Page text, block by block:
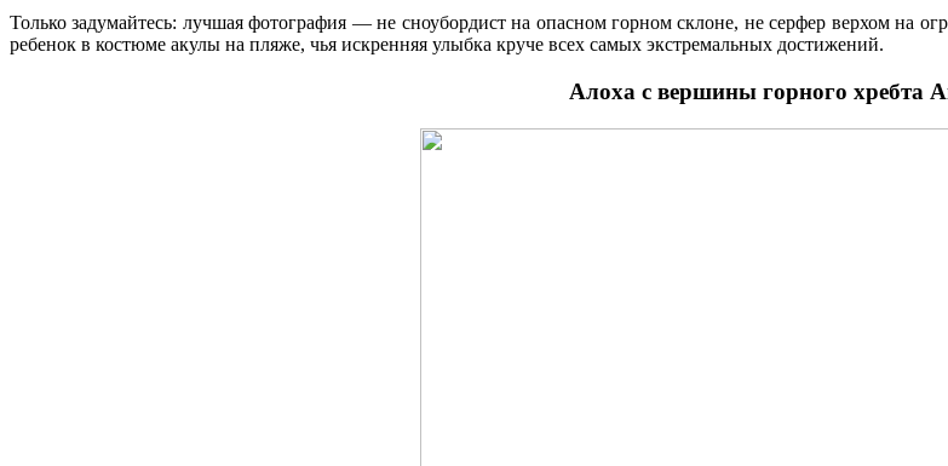
Только задумайтесь: лучшая фотография — не сноубордист на опасном горном склоне, не серфер верхом на
ребенок в костюме акулы на пляже, чья искренняя улыбка круче всех самых экстремальных достижений.
Алоха с вершины горного хребта